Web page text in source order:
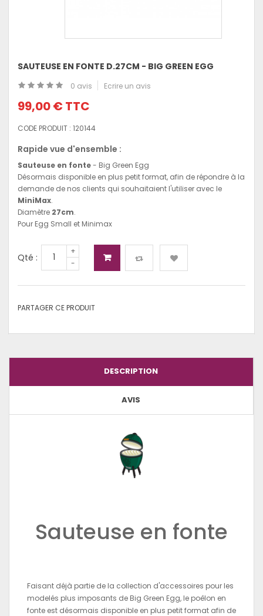
SAUTEUSE EN FONTE D.27CM - BIG GREEN EGG
0 avis Ecrire un avis
99,00 € TTC
CODE PRODUIT : 120144
Rapide vue d'ensemble :
Sauteuse en fonte- Big Green Egg
Désormais disponible en plus petit format, afin de répondre à la
demande de nos clients qui souhaitaient l'utiliser avec le
MiniMax.
Diamètre 27cm.
Pour Egg Small et Minimax
Qté :
+
-
PARTAGER CE PRODUIT
DESCRIPTION
AVIS
Sauteuse en fonte
Faisant déjà partie de la collection d'accessoires pour les
modelés plus imposants de Big Green Egg, le poêlon en
fonte est désormais disponible en plus petit format afin de